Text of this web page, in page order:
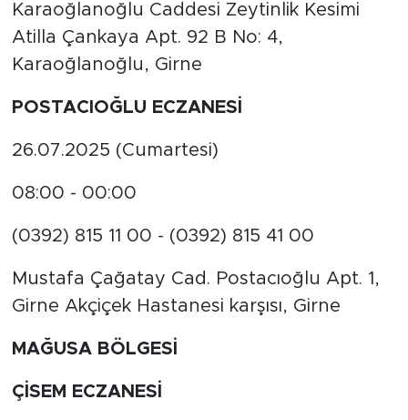
Karaoğlanoğlu Caddesi Zeytinlik Kesimi
Atilla Çankaya Apt. 92 B No: 4,
Karaoğlanoğlu, Girne
POSTACIOĞLU ECZANESİ
26.07.2025 (Cumartesi)
08:00 - 00:00
(0392) 815 11 00 - (0392) 815 41 00
Mustafa Çağatay Cad. Postacıoğlu Apt. 1,
Girne Akçiçek Hastanesi karşısı, Girne
MAĞUSA BÖLGESİ
ÇİSEM ECZANESİ